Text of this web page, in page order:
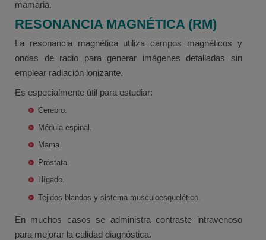
mamaria.
RESONANCIA MAGNÉTICA (RM)
La resonancia magnética utiliza campos magnéticos y
ondas de radio para generar imágenes detalladas sin
emplear radiación ionizante.
Es especialmente útil para estudiar:
Cerebro.
Médula espinal.
Mama.
Próstata.
Hígado.
Tejidos blandos y sistema musculoesquelético.
En muchos casos se administra contraste intravenoso
para mejorar la calidad diagnóstica.